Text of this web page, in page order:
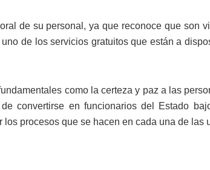
de su personal, ya que reconoce que son
de los servicios gratuitos que están a
como la certeza y paz a las
convertirse en funcionarios del Estado
procesos que se hacen en cada una de las